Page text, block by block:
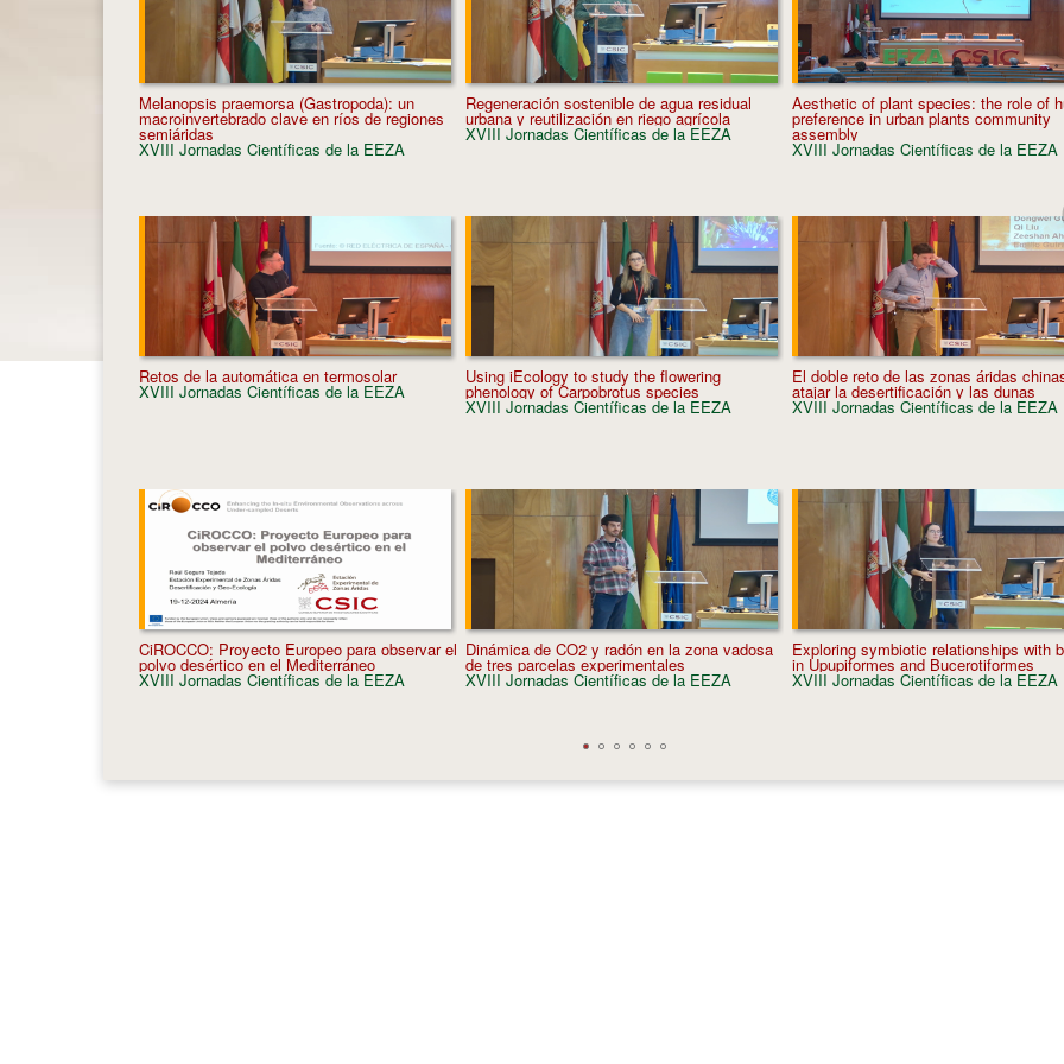
Melanopsis praemorsa (Gastropoda): un
macroinvertebrado clave en ríos de regiones
semiáridas
XVIII Jornadas Científicas de la EEZA
Retos de la automática en termosolar
XVIII Jornadas Científicas de la EEZA
CiROCCO: Proyecto Europeo para observar el
polvo desértico en el Mediterráneo
XVIII Jornadas Científicas de la EEZA
Regeneración sostenible de agua residual
urbana y reutilización en riego agrícola
XVIII Jornadas Científicas de la EEZA
Using iEcology to study the flowering
phenology of Carpobrotus species
XVIII Jornadas Científicas de la EEZA
Dinámica de CO2 y radón en la zona vadosa
de tres parcelas experimentales
XVIII Jornadas Científicas de la EEZA
Aesthetic of plant species: the role of
preference in urban plants community
assembly
XVIII Jornadas Científicas de la EEZA
El doble reto de las zonas áridas
atajar la desertificación y las dunas
XVIII Jornadas Científicas de la EEZA
Exploring symbiotic relationships with
in Upupiformes and Bucerotiformes
XVIII Jornadas Científicas de la EEZA